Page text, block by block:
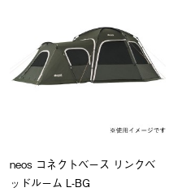
neos コネクトベース リンクベ
ッドルーム L-BG